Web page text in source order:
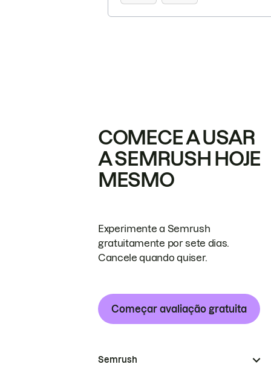
COMECE A USAR
A SEMRUSH HOJE
MESMO
Experimente a Semrush
gratuitamente por sete dias.
Cancele quando quiser.
Começar avaliação gratuita
Semrush